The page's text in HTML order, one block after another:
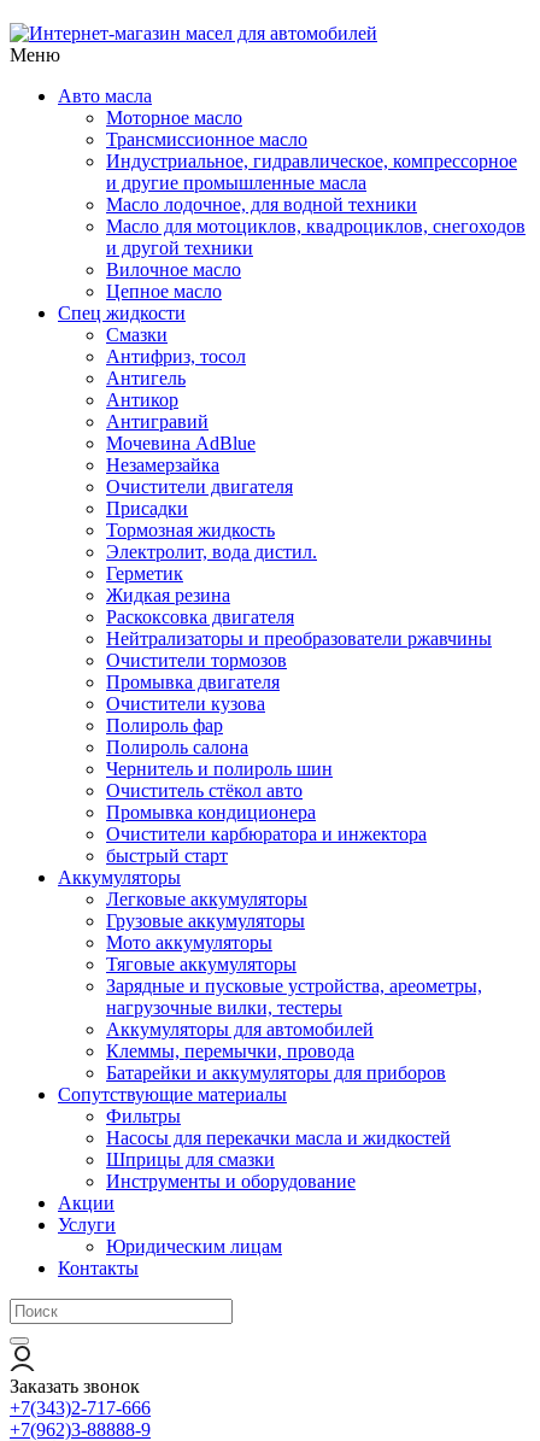
Меню
Авто масла
Моторное масло
Трансмиссионное масло
Индустриальное, гидравлическое, компрессорное
и другие промышленные масла
Масло лодочное, для водной техники
Масло для мотоциклов, квадроциклов, снегоходов
и другой техники
Вилочное масло
Цепное масло
Спец жидкости
Смазки
Антифриз, тосол
Антигель
Антикор
Антигравий
Мочевина AdBlue
Незамерзайка
Очистители двигателя
Присадки
Тормозная жидкость
Электролит, вода дистил.
Герметик
Жидкая резина
Раскоксовка двигателя
Нейтрализаторы и преобразователи ржавчины
Очистители тормозов
Промывка двигателя
Очистители кузова
Полироль фар
Полироль салона
Чернитель и полироль шин
Очиститель стёкол авто
Промывка кондиционера
Очистители карбюратора и инжектора
быстрый старт
Аккумуляторы
Легковые аккумуляторы
Грузовые аккумуляторы
Мото аккумуляторы
Тяговые аккумуляторы
Зарядные и пусковые устройства, ареометры,
нагрузочные вилки, тестеры
Аккумуляторы для автомобилей
Клеммы, перемычки, провода
Батарейки и аккумуляторы для приборов
Сопутствующие материалы
Фильтры
Насосы для перекачки масла и жидкостей
Шприцы для смазки
Инструменты и оборудование
Акции
Услуги
Юридическим лицам
Контакты
Заказать звонок
+7(343)2-717-666
+7(962)3-88888-9